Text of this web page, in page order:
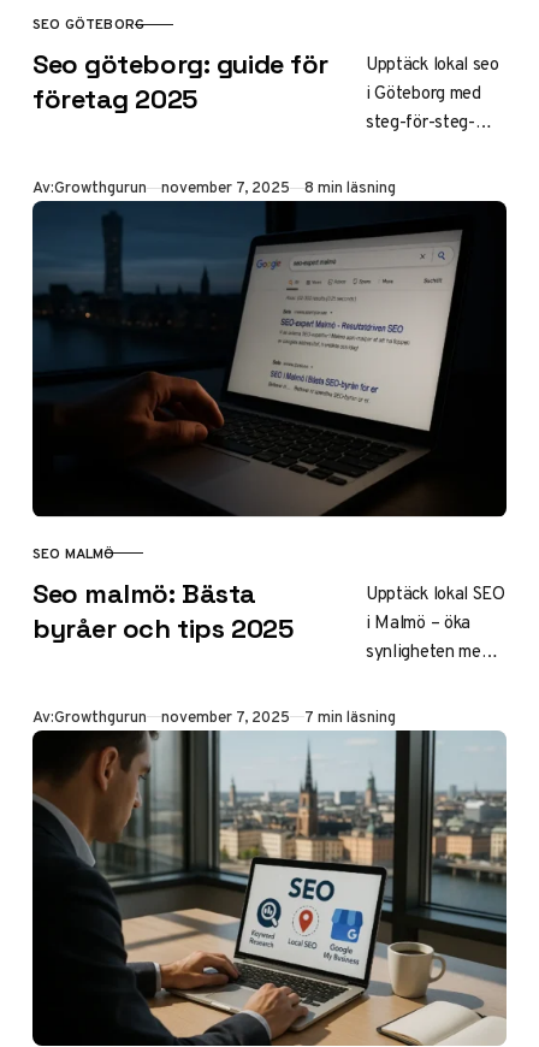
KATEGORI
SEO GÖTEBORG
Seo göteborg: guide för
företag 2025
Upptäck lokal seo
i Göteborg med
steg-för-steg-
optimering,
trender 2025 och
tips på byråer.
Öka din synlighet
och trafik med
exempel på GBP-
setup, on-page
och länkar för
maximal ROI.
Av:Growthgurun Publicerad
november 7, 2025 8 min läsning
KATEGORI
SEO MALMÖ
Seo malmö: Bästa
byråer och tips 2025
Upptäck lokal SEO
i Malmö – öka
synligheten med
Google Business
och AI-verktyg.
Välj toppbyråer
som Synlighet och
Mild med priser
från 10 000
SEK/mån.
Strategier, trender
och ROI för SMB i
Öresundsregionen
.
Av:Growthgurun Publicerad
november 7, 2025 7 min läsning